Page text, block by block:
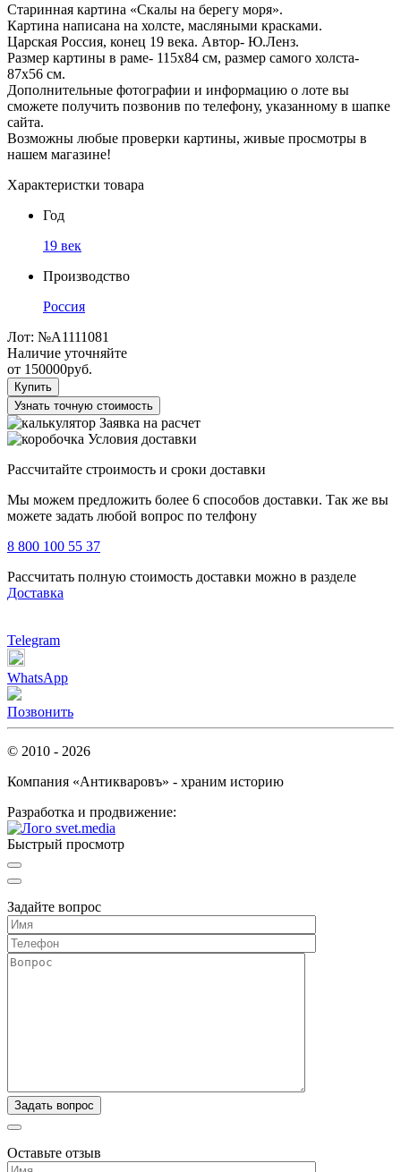
Старинная картина «Скалы на берегу моря».
Картина написана на холсте, масляными красками.
Царская Россия, конец 19 века. Автор- Ю.Ленз.
Размер картины в раме- 115х84 см, размер самого холста-
87х56 см.
Дополнительные фотографии и информацию о лоте вы
сможете получить позвонив по телефону, указанному в шапке
сайта.
Возможны любые проверки картины, живые просмотры в
нашем магазине!
Характеристки товара
Год
19 век
Производство
Россия
Лот: №А1111081
Наличие уточняйте
от 150000руб.
Купить
Узнать точную стоимость
Заявка на расчет
Условия доставки
Рассчитайте строимость и сроки доставки
Мы можем предложить более 6 способов доставки. Так же вы
можете задать любой вопрос по телфону
8 800 100 55 37
Рассчитать полную стоимость доставки можно в разделе
Доставка
Telegram
WhatsApp
Позвонить
© 2010 - 2026
Компания «Антикваровъ» - храним историю
Разработка и продвижение:
Быстрый просмотр
Задайте вопрос
Оставьте отзыв